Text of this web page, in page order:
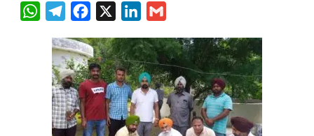
W
l
e
g
r
a
c
e
b
o
o
n
k
e
I
a
i
l